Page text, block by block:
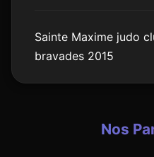
Sainte Maxime judo
bravades 2015
Nos